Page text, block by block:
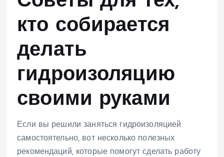
кто собирается
делать
гидроизоляцию
своими руками
Если вы решили заняться гидроизоляцией
самостоятельно, вот несколько полезных
рекомендаций, которые помогут сделать работу